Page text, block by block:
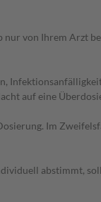
nur von Ihrem Arzt
auf eine
Im
abstimmt,